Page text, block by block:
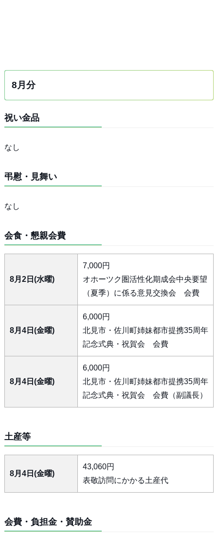
8月分
祝い金品
なし
弔慰・見舞い
なし
会食・懇親会費
8月2日(水曜)
7,000円
オホーツク圏活性化期成会中央要望
（夏季）に係る意見交換会 会費
8月4日(金曜)
6,000円
北見市・佐川町姉妹都市提携35周年
記念式典・祝賀会 会費
8月4日(金曜)
6,000円
北見市・佐川町姉妹都市提携35周年
記念式典・祝賀会 会費（副議長）
土産等
8月4日(金曜)
43,060円
表敬訪問にかかる土産代
会費・負担金・賛助金